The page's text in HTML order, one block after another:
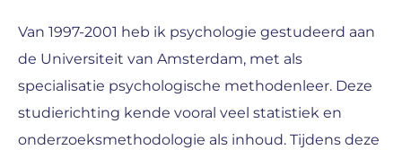
Van 1997-2001 heb ik psychologie gestudeerd aan
de Universiteit van Amsterdam, met als
specialisatie psychologische methodenleer. Deze
studierichting kende vooral veel statistiek en
onderzoeksmethodologie als inhoud. Tijdens deze